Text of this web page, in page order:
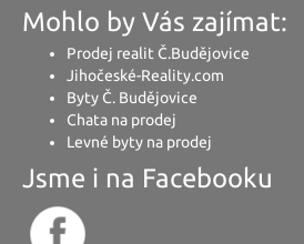
Mohlo by Vás zajímat:
Prodej realit Č.Budějovice
Jihočeské-Reality.com
Byty Č. Budějovice
Chata na prodej
Levné byty na prodej
Jsme i na Facebooku